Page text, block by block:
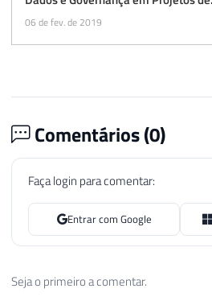
BI com o Power BI
06 de fev. de 2019
Comentários (0)
Faça login para comentar:
Entrar com Google
Seja o primeiro a comentar.